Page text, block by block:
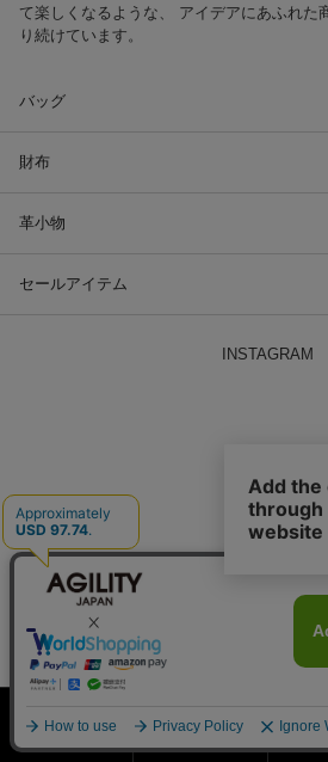
て楽しくなるような、 アイデアにあふれた
り続けています。
バッグ
財布
革小物
セールアイテム
INSTAGRAM